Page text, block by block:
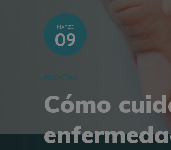
MARZO
09
MEDICINA
Cómo